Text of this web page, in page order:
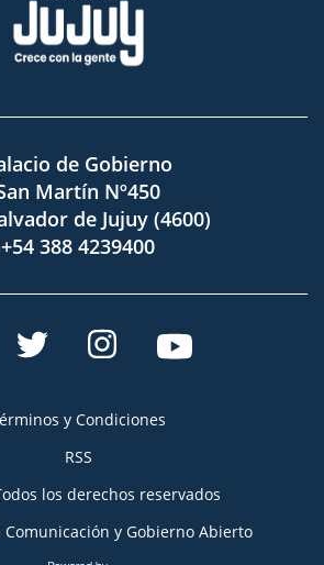
de Gobierno
Martín Nº450
de Jujuy (4600)
+54 388 4239400
y Condiciones
RSS
los derechos reservados
Comunicación y Gobierno Abierto